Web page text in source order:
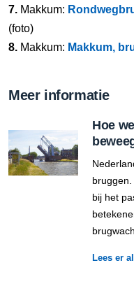
7. Makkum:
(foto)
8. Makkum: Makkum,
Meer informatie
Hoe
bij het
Lees er